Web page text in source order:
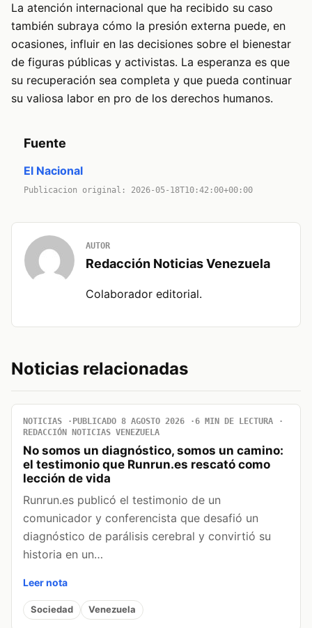
La atención internacional que ha recibido su caso
también subraya cómo la presión externa puede, en
ocasiones, influir en las decisiones sobre el bienestar
de figuras públicas y activistas. La esperanza es que
su recuperación sea completa y que pueda continuar
su valiosa labor en pro de los derechos humanos.
Fuente
El Nacional
Publicacion original: 2026-05-18T10:42:00+00:00
AUTOR
Redacción Noticias Venezuela
Colaborador editorial.
Noticias relacionadas
NOTICIAS PUBLICADO 8 AGOSTO 2026
6 MIN DE LECTURA
REDACCIÓN NOTICIAS VENEZUELA
No somos un diagnóstico, somos un camino:
el testimonio que Runrun.es rescató como
lección de vida
Runrun.es publicó el testimonio de un
comunicador y conferencista que desafió un
diagnóstico de parálisis cerebral y convirtió su
historia en un…
Leer nota
Sociedad Venezuela